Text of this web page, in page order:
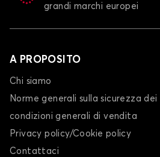
grandi marchi europei
A PROPOSITO
Chi siamo
Norme generali sulla sicurezza
condizioni generali di vendita
Privacy policy/Cookie policy
Contattaci